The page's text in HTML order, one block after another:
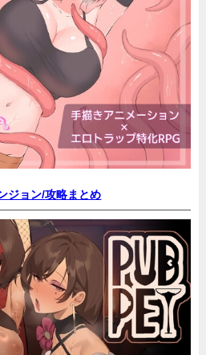
ジョン/攻略まとめ